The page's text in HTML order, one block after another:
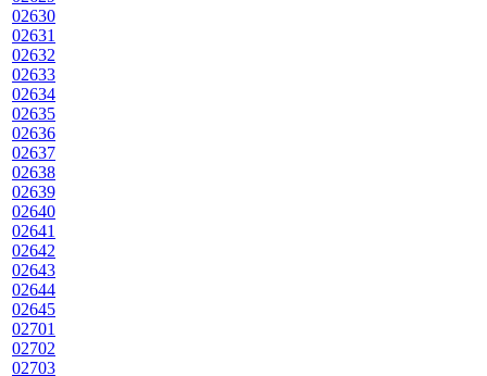
02630
02631
02632
02633
02634
02635
02636
02637
02638
02639
02640
02641
02642
02643
02644
02645
02701
02702
02703